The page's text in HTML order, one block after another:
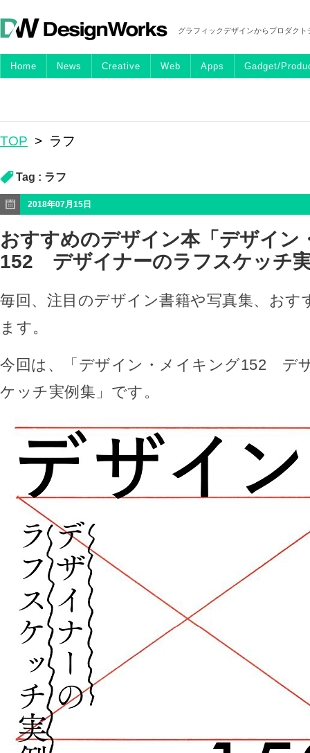
グラフィックデザインからプロダク
Home News Creative Web Apps Gadget/
TOP > ラフ
Tag : ラフ
2018年07月15日
おすすめのデザイン本「デザイン
152 デザイナーのラフスケッチ
毎回、注目のデザイン書籍や写真集、おす
ます。
今回は、「デザイン・メイキング152 デ
ケッチ実例集」です。